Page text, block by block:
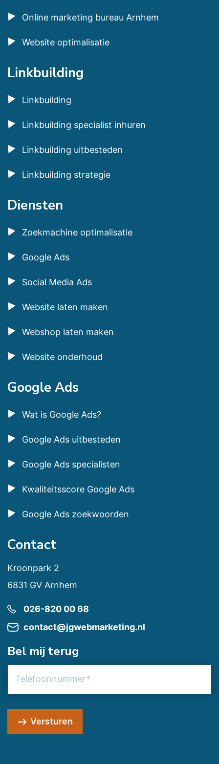
Online marketing bureau Arnhem
Website optimalisatie
Linkbuilding
Linkbuilding
Linkbuilding specialist inhuren
Linkbuilding uitbesteden
Linkbuilding strategie
Diensten
Zoekmachine optimalisatie
Google Ads
Social Media Ads
Website laten maken
Webshop laten maken
Website onderhoud
Google Ads
Wat is Google Ads?
Google Ads uitbesteden
Google Ads specialisten
Kwaliteitsscore Google Ads
Google Ads zoekwoorden
Contact
Kroonpark 2
6831 GV Arnhem
026-820 00 68
contact@jgwebmarketing.nl
Bel mij terug
Versturen